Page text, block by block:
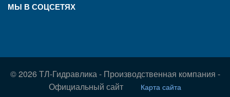
МЫ В СОЦСЕТЯХ
© 2026 ТЛ-Гидравлика - Производственная компания -
Официальный сайт
Карта сайта